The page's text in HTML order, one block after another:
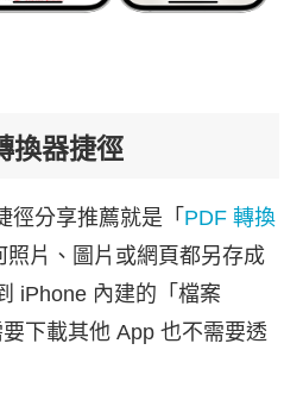
換器捷徑
徑分享推薦就是「 PDF 轉換
照片、圖片或網頁都另存成
iPhone 內建的「檔案
下載其他 App 也不需要透